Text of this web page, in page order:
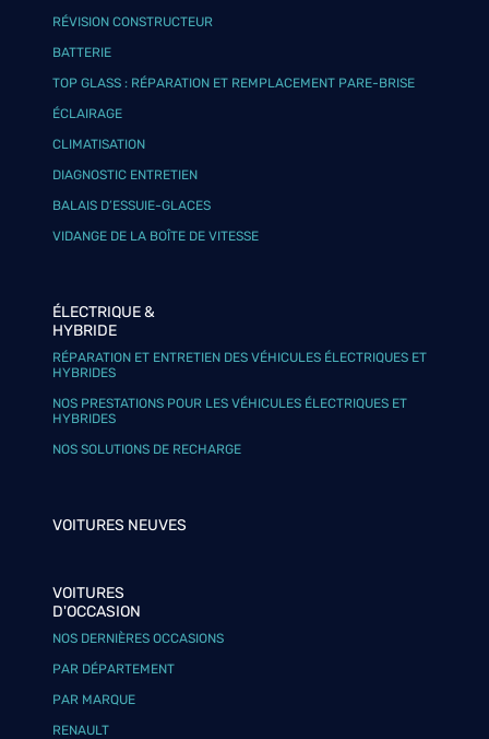
RÉVISION CONSTRUCTEUR
BATTERIE
TOP GLASS : RÉPARATION ET REMPLACEMENT PARE-BRISE
ÉCLAIRAGE
CLIMATISATION
DIAGNOSTIC ENTRETIEN
BALAIS D’ESSUIE-GLACES
VIDANGE DE LA BOÎTE DE VITESSE
ÉLECTRIQUE &
HYBRIDE
RÉPARATION ET ENTRETIEN DES VÉHICULES ÉLECTRIQUES ET
HYBRIDES
NOS PRESTATIONS POUR LES VÉHICULES ÉLECTRIQUES ET
HYBRIDES
NOS SOLUTIONS DE RECHARGE
VOITURES NEUVES
VOITURES
D'OCCASION
NOS DERNIÈRES OCCASIONS
PAR DÉPARTEMENT
PAR MARQUE
RENAULT